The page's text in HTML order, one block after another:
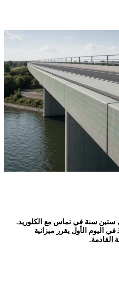
في تماس مع الكلوريد.
الأول يقرر ميزانية